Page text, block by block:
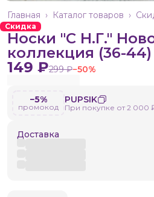
Каталог товаров ›
Главная ›
Скидка
Носки "С Н.Г."
коллекция (36-
149 ₽299 ₽−50%
−5%
промокод
PUPSIK
При покупке от 2 000
Доставка